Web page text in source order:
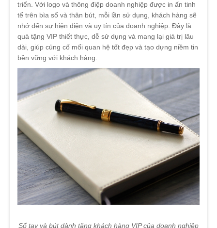
triển. Với logo và thông điệp doanh nghiệp được in ấn tinh
tế trên bìa sổ và thân bút, mỗi lần sử dụng, khách hàng sẽ
nhớ đến sự hiện diện và uy tín của doanh nghiệp. Đây là
quà tặng VIP thiết thực, dễ sử dụng và mang lại giá trị lâu
dài, giúp củng cố mối quan hệ tốt đẹp và tạo dựng niềm tin
bền vững với khách hàng.
Sổ tay và bút dành tặng khách hàng VIP của doanh nghiệp